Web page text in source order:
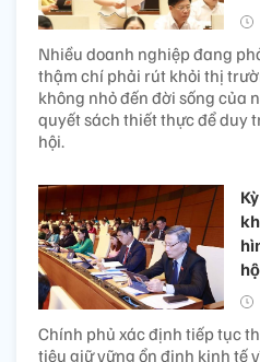
Nhiều doanh nghiệp đang
thậm chí phải rút khỏi thị
không nhỏ đến đời sống của
quyết sách thiết thực để duy
hội.
Chính phủ xác định tiếp tục
tiêu giữ vững ổn định kinh tế